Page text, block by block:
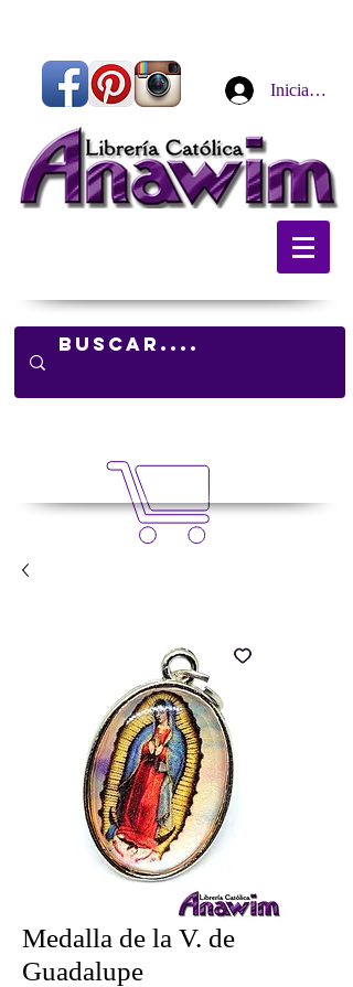
Iniciar sesión
Medalla de la V. de
Guadalupe